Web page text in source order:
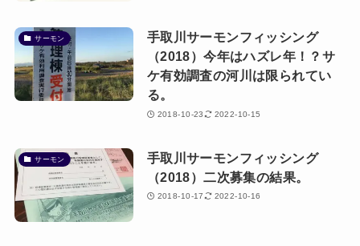
サーモン
手取川サーモンフィッシング
（2018）今年はハズレ年！？サ
ケ有効調査の河川は限られてい
る。
2018-10-23 2022-10-15
サーモン
手取川サーモンフィッシング
（2018）二次募集の結果。
2018-10-17 2022-10-16